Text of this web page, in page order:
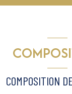
COMPOSITION